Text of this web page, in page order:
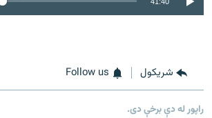
شريکول Follow us
راپور له دې برخې دی.